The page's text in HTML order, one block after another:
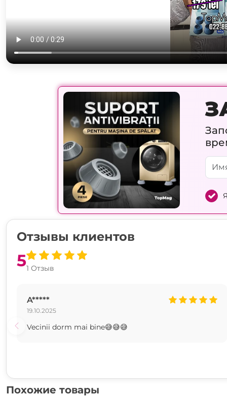
Отзывы клиентов
51 Отзыв
A*****
19.10.2025
Vecinii dorm mai bine😅😅😅
Похожие товары